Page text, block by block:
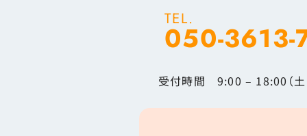
TEL.
050-3613-
受付時間 9:00 – 18:00（土